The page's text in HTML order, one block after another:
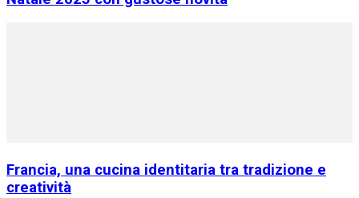
Francia, una cucina identitaria tra tradizione e
creatività